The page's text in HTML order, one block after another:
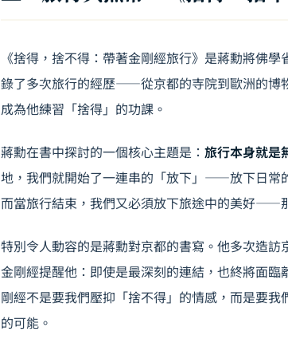
《捨得，捨不得：帶著金剛經旅行》是蔣勳將佛
錄了多次旅行的經歷——從京都的寺院到歐洲的博
成為他練習「捨得」的功課。
蔣勳在書中探討的一個核心主題是： 旅行本身就是
地，我們就開始了一連串的「放下」——放下日常
而當旅行結束，我們又必須放下旅途中的美好——
特別令人動容的是蔣勳對京都的書寫。他多次造
金剛經提醒他：即使是最深刻的連結，也終將面
剛經不是要我們壓抑「捨不得」的情感，而是要
的可能。